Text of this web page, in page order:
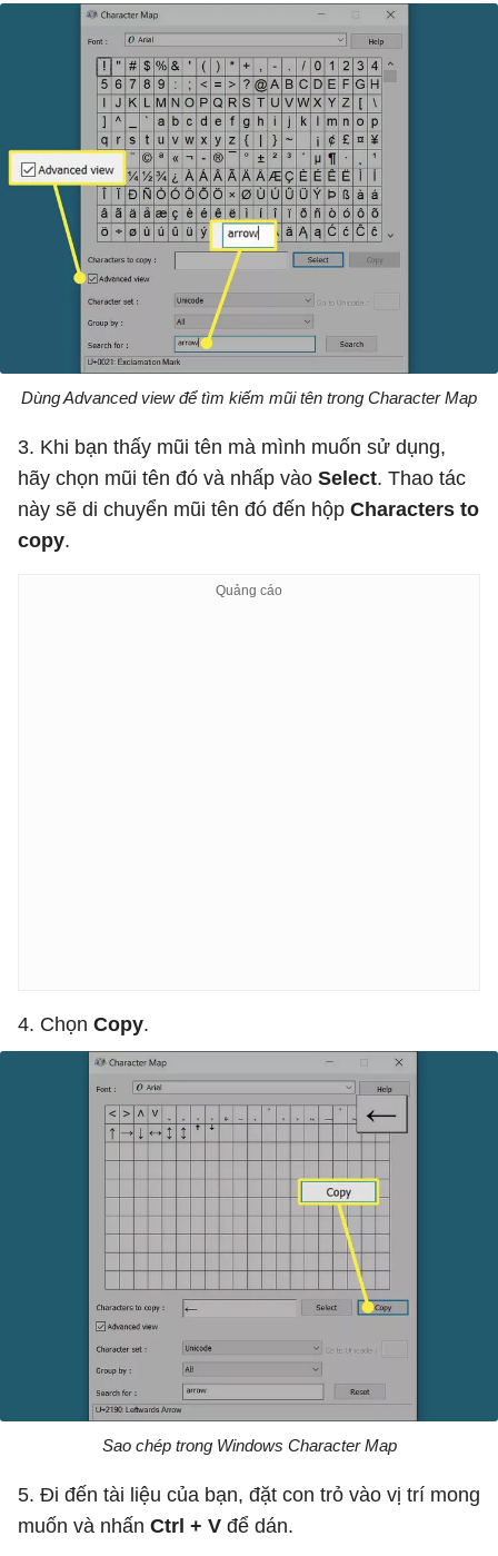
Dùng Advanced view để tìm kiếm mũi tên trong Character Map
3. Khi bạn thấy mũi tên mà mình muốn sử dụng,
hãy chọn mũi tên đó và nhấp vào Select. Thao tác
này sẽ di chuyển mũi tên đó đến hộp Characters to
copy.
4. Chọn Copy.
Sao chép trong Windows Character Map
5. Đi đến tài liệu của bạn, đặt con trỏ vào vị trí mong
muốn và nhấn Ctrl + V để dán.